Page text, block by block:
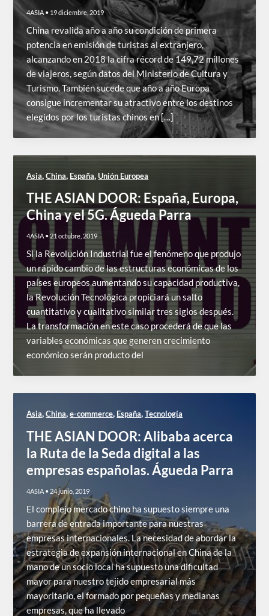
4ASIA • 19 diciembre, 2019
China revalida año a año su condición de primera
potencia en emisión de turistas al extranjero,
alcanzando en 2018 la cifra récord de 149,72 millones
de viajeros, según datos del Ministerio de Cultura y
Turismo. También sucede que año a año Europa
consigue incrementar su atractivo entre los destinos
elegidos por los turistas chinos en […]
Asia,China, España,Unión Europea
THE ASIAN DOOR: España, Europa,
China y el 5G. Águeda Parra
4ASIA • 21 octubre, 2019
Si la Revolución Industrial fue el fenómeno que produjo
un rápido cambio de las estructuras económicas de los
países europeos aumentando su capacidad productiva,
la Revolución Tecnológica propiciará un salto
cuantitativo y cualitativo similar tres siglos después.
La transformación en este caso procederá de que las
variables económicas que generen crecimiento
económico serán producto del
Asia,China,e-commerce, España,Tecnología
THE ASIAN DOOR: Alibaba acerca
la Ruta de la Seda digital a las
empresas españolas. Águeda Parra
4ASIA • 24 junio, 2019
El complejo mercado chino ha supuesto siempre una
barrera de entrada importante para nuestras
empresas internacionales. La necesidad de abordar la
estrategia de expansión internacional en China de la
mano de un socio local ha supuesto una dificultad
mayor para nuestro tejido empresarial más
mayoritario, el formado por pequeñas y medianas
empresas, que ha llevado